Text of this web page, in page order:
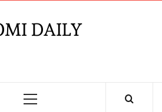
DAILY
Primary